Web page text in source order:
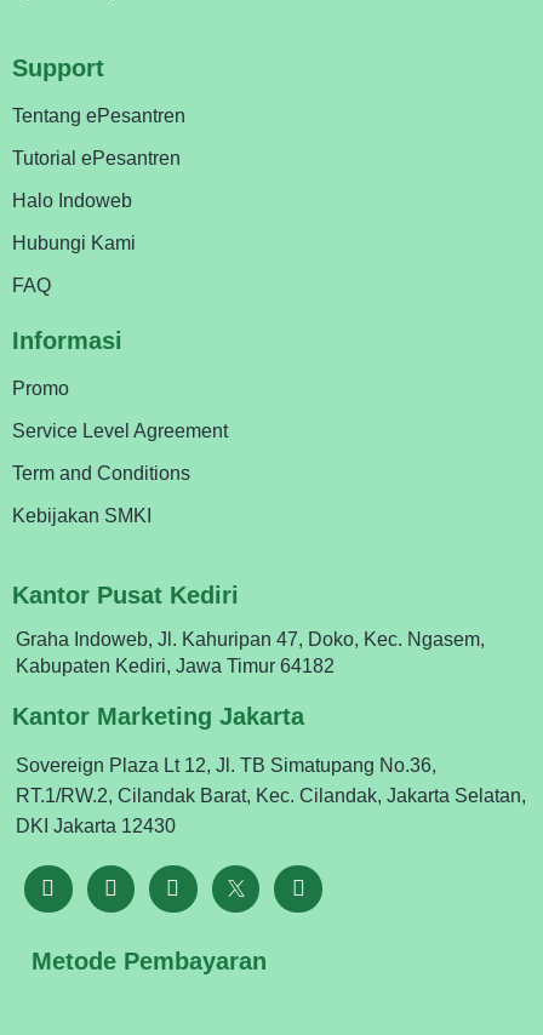
Support
Tentang ePesantren
Tutorial ePesantren
Halo Indoweb
Hubungi Kami
FAQ
Informasi
Promo
Service Level Agreement
Term and Conditions
Kebijakan SMKI
Kantor Pusat Kediri
Graha Indoweb, Jl. Kahuripan 47, Doko, Kec. Ngasem,
Kabupaten Kediri, Jawa Timur 64182
Kantor Marketing Jakarta
Sovereign Plaza Lt 12, Jl. TB Simatupang No.36,
RT.1/RW.2, Cilandak Barat, Kec. Cilandak, Jakarta Selatan,
DKI Jakarta 12430
Metode Pembayaran